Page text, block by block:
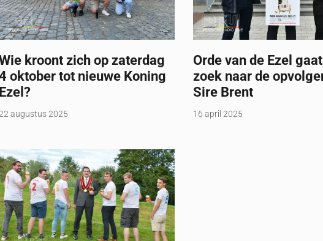
kroont zich op zaterdag
oktober tot nieuwe Koning
Ezel?
augustus 2025
Orde van de Ezel
zoek naar de
Sire Brent
16 april 2025